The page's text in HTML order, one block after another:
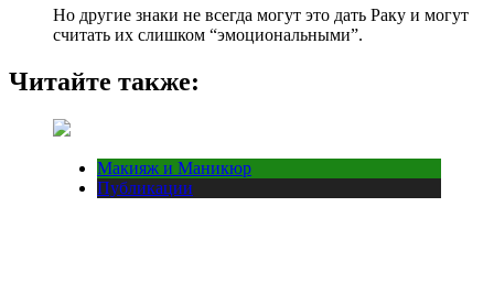
Но другие знаки не всегда могут это дать Раку и могут
считать их слишком “эмоциональными”.
Читайте также:
Макияж и Маникюр
Публикации